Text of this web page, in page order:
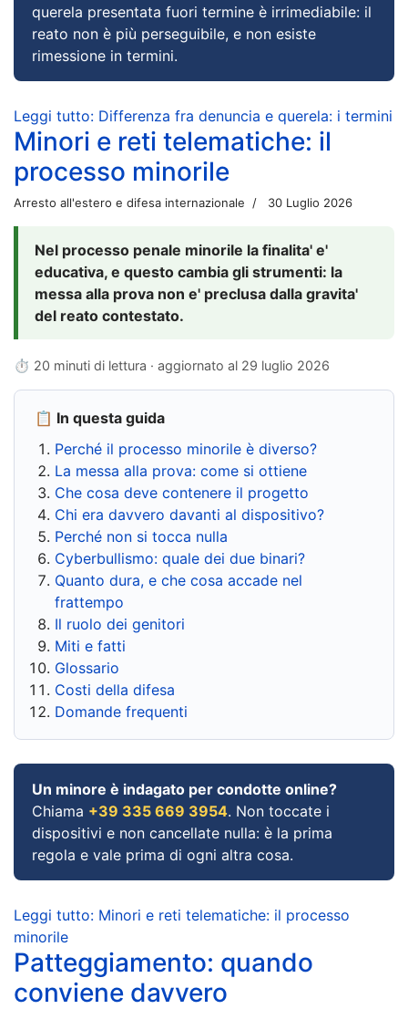
querela presentata fuori termine è irrimediabile: il
reato non è più perseguibile, e non esiste
rimessione in termini.
Leggi tutto: Differenza fra denuncia e querela: i termini
Minori e reti telematiche: il
processo minorile
Arresto all'estero e difesa internazionale 30 Luglio 2026
Nel processo penale minorile la finalita' e'
educativa, e questo cambia gli strumenti: la
messa alla prova non e' preclusa dalla gravita'
del reato contestato.
⏱ 20 minuti di lettura · aggiornato al 29 luglio 2026
📋 In questa guida
Perché il processo minorile è diverso?
La messa alla prova: come si ottiene
Che cosa deve contenere il progetto
Chi era davvero davanti al dispositivo?
Perché non si tocca nulla
Cyberbullismo: quale dei due binari?
Quanto dura, e che cosa accade nel
frattempo
Il ruolo dei genitori
Miti e fatti
Glossario
Costi della difesa
Domande frequenti
Un minore è indagato per condotte online?
Chiama +39 335 669 3954. Non toccate i
dispositivi e non cancellate nulla: è la prima
regola e vale prima di ogni altra cosa.
Leggi tutto: Minori e reti telematiche: il processo
minorile
Patteggiamento: quando
conviene davvero